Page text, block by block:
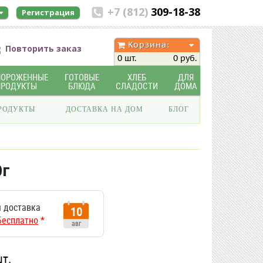
+7 (812) 309-18-38
Регистрация
Повторить заказ
Корзина:
0 шт.
0 руб.
ГОТОВЫЕ
БЛЮДА
ХЛЕБ
СЛАДОСТИ
ДЛЯ
ДОМА
ДОСТАВКА НА ДОМ БЛОГ
*
10
авг